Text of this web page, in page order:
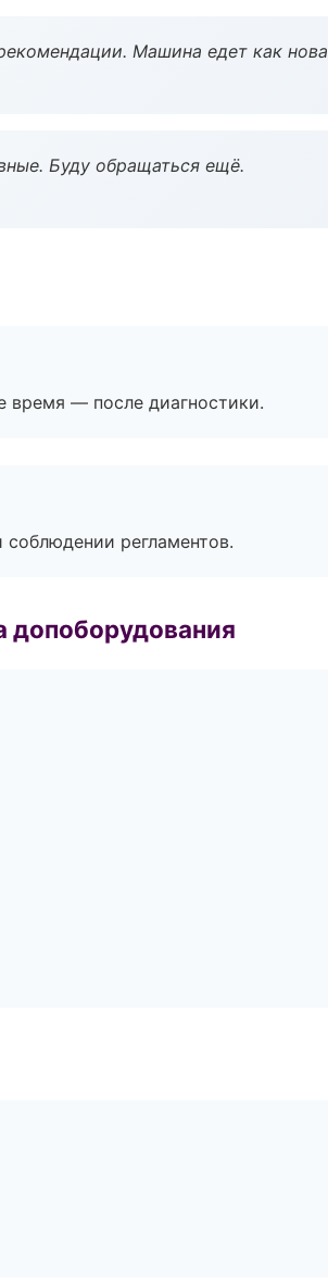
Машина едет как
Буду обращаться ещё.
время — после диагностики.
регламентов.
допоборудования